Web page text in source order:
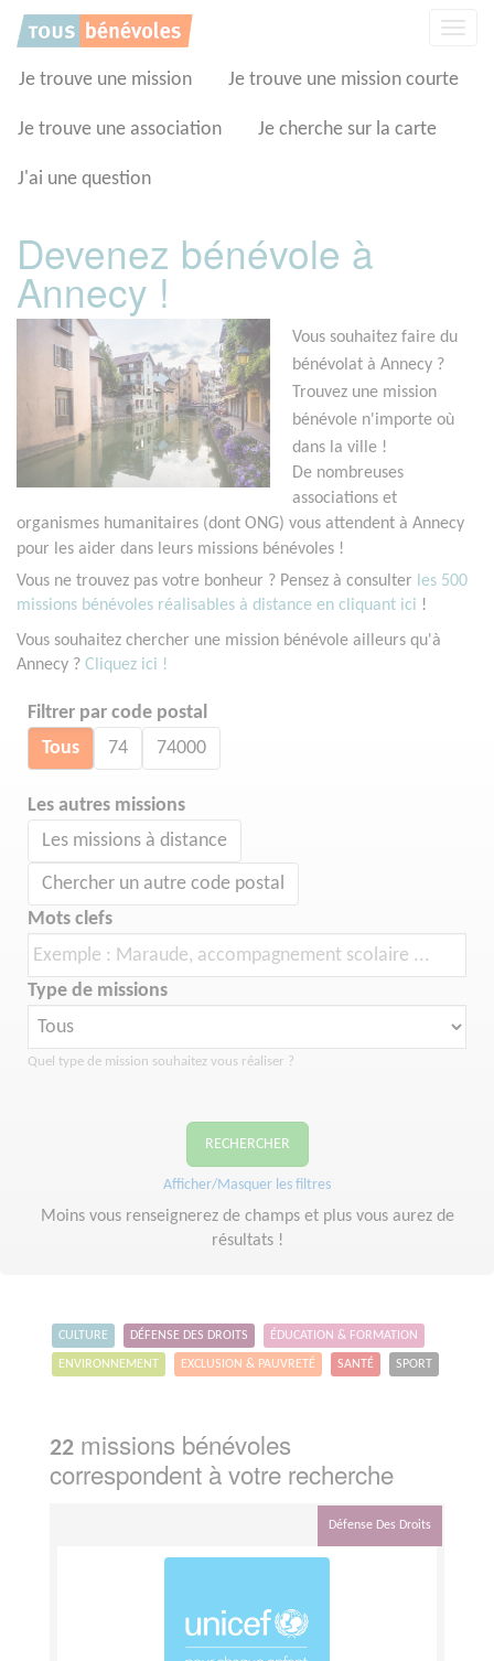
Je trouve une mission Je trouve une mission courte
Je trouve une association Je cherche sur la carte
J'ai une question
Devenez bénévole à
Annecy !
Vous souhaitez faire du
bénévolat à Annecy ?
Trouvez une mission
bénévole n'importe où
dans la ville !
De nombreuses
associations et
organismes humanitaires (dont ONG) vous attendent à Annecy
pour les aider dans leurs missions bénévoles !
Vous ne trouvez pas votre bonheur ? Pensez à consulter les 500
missions bénévoles réalisables à distance en cliquant ici !
Vous souhaitez chercher une mission bénévole ailleurs qu'à
Annecy ? Cliquez ici !
Filtrer par code postal
Tous 74 74000
Les autres missions
Les missions à distance
Chercher un autre code postal
Mots clefs
Type de missions
Quel type de mission souhaitez vous réaliser ?
RECHERCHER
Afficher/Masquer les filtres
Moins vous renseignerez de champs et plus vous aurez de
résultats !
CULTURE DÉFENSE DES DROITS ÉDUCATION & FORMATION
ENVIRONNEMENT EXCLUSION & PAUVRETÉ SANTÉ SPORT
22 missions bénévoles
correspondent à votre recherche
Défense Des Droits
Panneau de gestion des cookies